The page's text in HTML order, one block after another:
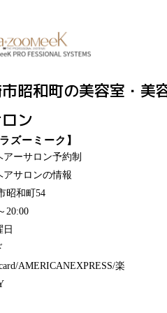
昭和町の美容室・美
ン
ズーミーク】
ーサロン予約制
アサロンの情報
昭和町54
20:00
AMERICANEXPRESS/楽